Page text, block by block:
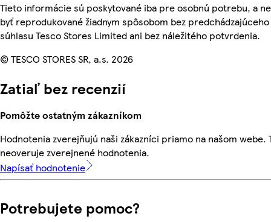
Tieto informácie sú poskytované iba pre osobnú potrebu, a
byť reprodukované žiadnym spôsobom bez predchádzajúceho
súhlasu Tesco Stores Limited ani bez náležitého potvrdenia.
© TESCO STORES SR, a.s. 2026
Zatiaľ bez recenzií
Pomôžte ostatným zákazníkom
Hodnotenia zverejňujú naši zákazníci priamo na našom webe.
neoveruje zverejnené hodnotenia.
Napísať hodnotenie
Potrebujete pomoc?